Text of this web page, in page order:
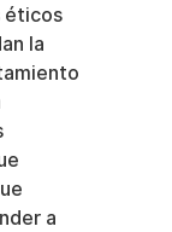
éticos
la
a